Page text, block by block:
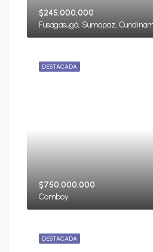
$245,000,000
DESTACADA
$750,000,000
Comboy
DESTACADA